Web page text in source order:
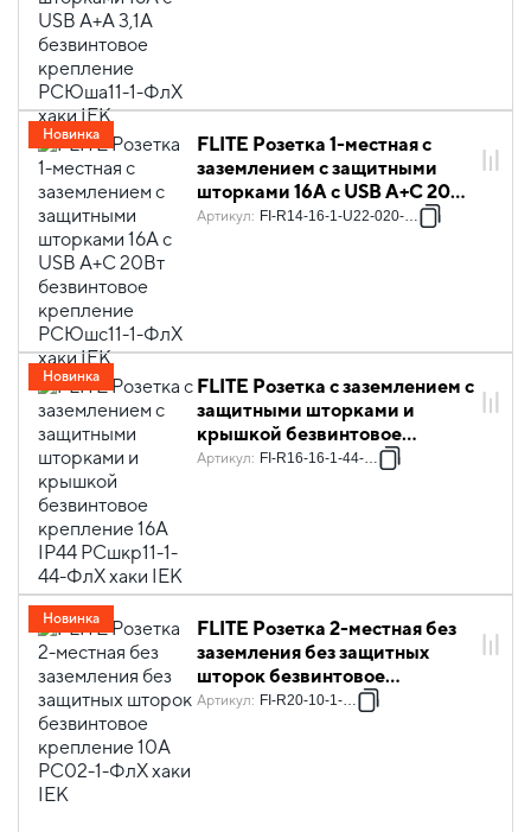
FLITE Розетка 1-местная с
заземлением с защитными
шторками 16А с USB A+C 20Вт
безвинтовое крепление
Артикул: FI-R14-16-1-U22-020-K59
Новинка
FLITE Розетка с заземлением с
защитными шторками и
крышкой безвинтовое
крепление 16А IP44 РСшкр11-
Артикул: FI-R16-16-1-44-K59
Новинка
FLITE Розетка 2-местная без
заземления без защитных
шторок безвинтовое
крепление 10А РС02-1-ФлХ
Артикул: FI-R20-10-1-K59
Новинка